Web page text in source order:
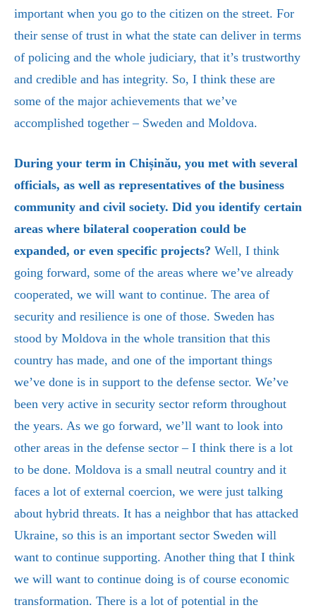
important when you go to the citizen on the street. For
their sense of trust in what the state can deliver in terms
of policing and the whole judiciary, that it’s trustworthy
and credible and has integrity. So, I think these are
some of the major achievements that we’ve
accomplished together – Sweden and Moldova.
During your term in Chișinău, you met with several
officials, as well as representatives of the business
community and civil society. Did you identify certain
areas where bilateral cooperation could be
expanded, or even specific projects? Well, I think
going forward, some of the areas where we’ve already
cooperated, we will want to continue. The area of
security and resilience is one of those. Sweden has
stood by Moldova in the whole transition that this
country has made, and one of the important things
we’ve done is in support to the defense sector. We’ve
been very active in security sector reform throughout
the years. As we go forward, we’ll want to look into
other areas in the defense sector – I think there is a lot
to be done. Moldova is a small neutral country and it
faces a lot of external coercion, we were just talking
about hybrid threats. It has a neighbor that has attacked
Ukraine, so this is an important sector Sweden will
want to continue supporting. Another thing that I think
we will want to continue doing is of course economic
transformation. There is a lot of potential in the